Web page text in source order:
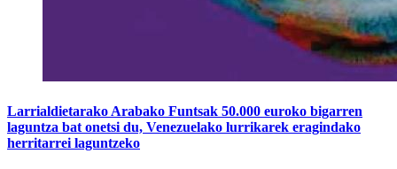
Larrialdietarako Arabako Funtsak 50.000 euroko bigarren
laguntza bat onetsi du, Venezuelako lurrikarek eragindako
herritarrei laguntzeko